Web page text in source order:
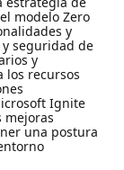
modelo Zero
y
seguridad de
y
los recursos
Ignite
mejoras
una postura